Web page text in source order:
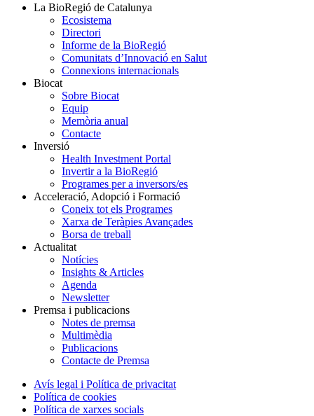
La BioRegió de Catalunya
Ecosistema
Directori
Informe de la BioRegió
Comunitats d’Innovació en Salut
Connexions internacionals
Biocat
Sobre Biocat
Equip
Memòria anual
Contacte
Inversió
Health Investment Portal
Invertir a la BioRegió
Programes per a inversors/es
Acceleració, Adopció i Formació
Coneix tot els Programes
Xarxa de Teràpies Avançades
Borsa de treball
Actualitat
Notícies
Insights & Articles
Agenda
Newsletter
Premsa i publicacions
Notes de premsa
Multimèdia
Publicacions
Contacte de Premsa
Avís legal i Política de privacitat
Política de cookies
Política de xarxes socials